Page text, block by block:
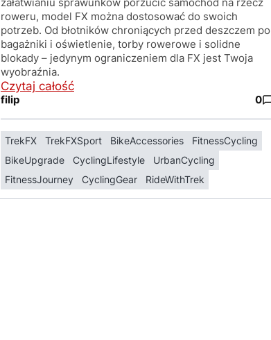
roweru, model FX można dostosować do swoich
potrzeb. Od błotników chroniących przed deszczem po
bagażniki i oświetlenie, torby rowerowe i solidne
blokady – jedynym ograniczeniem dla FX jest Twoja
wyobraźnia.
Czytaj całość
filip 0
TrekFX TrekFXSport BikeAccessories
FitnessCycling
BikeUpgrade
CyclingLifestyle
UrbanCycling
FitnessJourney
CyclingGear RideWithTrek